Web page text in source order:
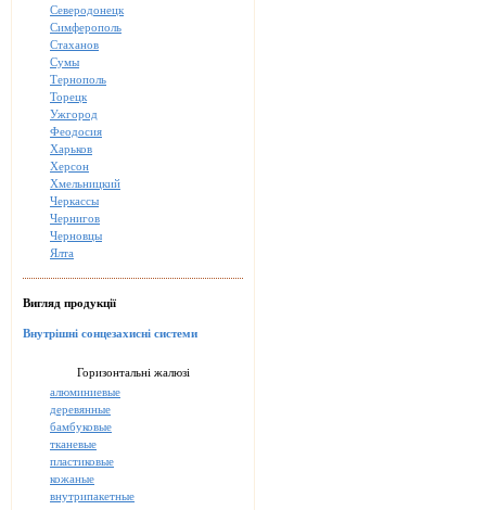
Северодонецк
Симферополь
Стаханов
Сумы
Тернополь
Торецк
Ужгород
Феодосия
Харьков
Херсон
Хмельницкий
Черкассы
Чернигов
Черновцы
Ялта
Вигляд продукції
Внутрішні сонцезахисні системи
Горизонтальні жалюзі
алюминиевые
деревянные
бамбуковые
тканевые
пластиковые
кожаные
внутрипакетные